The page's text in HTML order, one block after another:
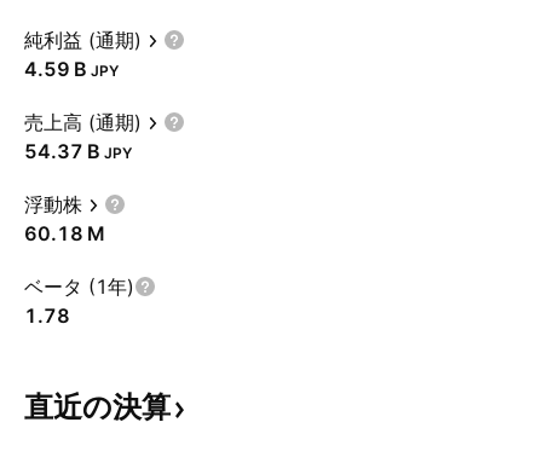
純利益 (通期)
‪4.59 B‬ JPY
売上高 (通期)
‪54.37 B‬ JPY
浮動株
‪60.18 M‬
ベータ (1年)
1.78
直近の決算